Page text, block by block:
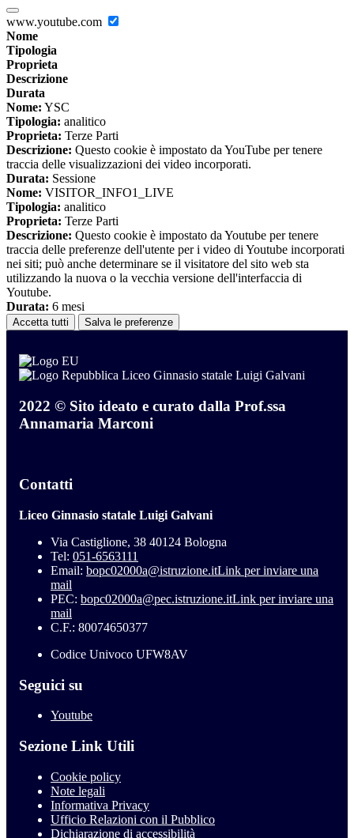
www.youtube.com
Nome
Tipologia
Proprieta
Descrizione
Durata
Nome: YSC
Tipologia: analitico
Proprieta: Terze Parti
Descrizione: Questo cookie è impostato da YouTube per tenere
traccia delle visualizzazioni dei video incorporati.
Durata: Sessione
Nome: VISITOR_INFO1_LIVE
Tipologia: analitico
Proprieta: Terze Parti
Descrizione: Questo cookie è impostato da Youtube per tenere
traccia delle preferenze dell'utente per i video di Youtube incorporati
nei siti; può anche determinare se il visitatore del sito web sta
utilizzando la nuova o la vecchia versione dell'interfaccia di
Youtube.
Durata: 6 mesi
Accetta tutti Salva le preferenze
Liceo Ginnasio statale Luigi Galvani
2022 © Sito ideato e curato dalla Prof.ssa
Annamaria Marconi
Contatti
Liceo Ginnasio statale Luigi Galvani
Via Castiglione, 38 40124 Bologna
Tel: 051-6563111
Email: bopc02000a@istruzione.itLink per inviare una
mail
PEC: bopc02000a@pec.istruzione.itLink per inviare una
mail
C.F.: 80074650377
Codice Univoco UFW8AV
Seguici su
Youtube
Sezione Link Utili
Cookie policy
Note legali
Informativa Privacy
Ufficio Relazioni con il Pubblico
Dichiarazione di accessibilità